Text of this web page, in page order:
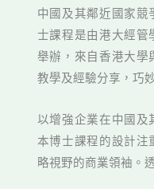
中國及其鄰近國家競
士課程是由港大經管
舉辦，來自香港大學
教學及經驗分享，巧
以增強企業在中國及
本博士課程的設計注
略視野的商業領袖。